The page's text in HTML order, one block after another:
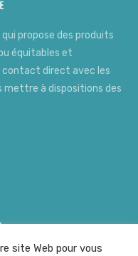
propose des produits
équitables et
contact direct avec les
mettre à dispositions des
site Web pour vous